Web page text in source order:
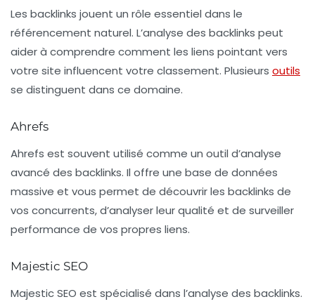
Les backlinks jouent un rôle essentiel dans le
référencement naturel. L’analyse des backlinks peut
aider à comprendre comment les liens pointant vers
votre site influencent votre classement. Plusieurs outils
se distinguent dans ce domaine.
Ahrefs
Ahrefs est souvent utilisé comme un outil d’analyse
avancé des backlinks. Il offre une base de données
massive et vous permet de découvrir les backlinks de
vos concurrents, d’analyser leur qualité et de surveiller
performance de vos propres liens.
Majestic SEO
Majestic SEO est spécialisé dans l’analyse des backlinks.